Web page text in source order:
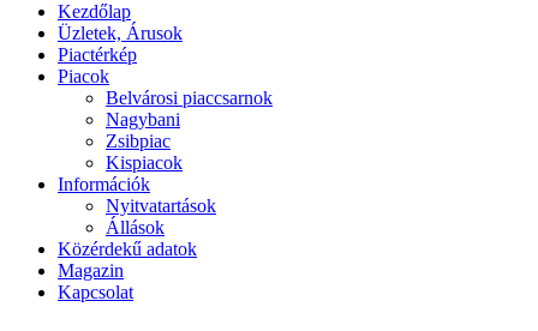
Kezdőlap
Üzletek, Árusok
Piactérkép
Piacok
Belvárosi piaccsarnok
Nagybani
Zsibpiac
Kispiacok
Információk
Nyitvatartások
Állások
Közérdekű adatok
Magazin
Kapcsolat